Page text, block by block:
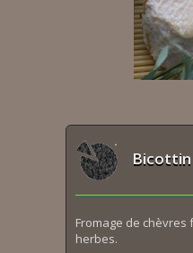
Bicottin
Fromage de chèvres
herbes.